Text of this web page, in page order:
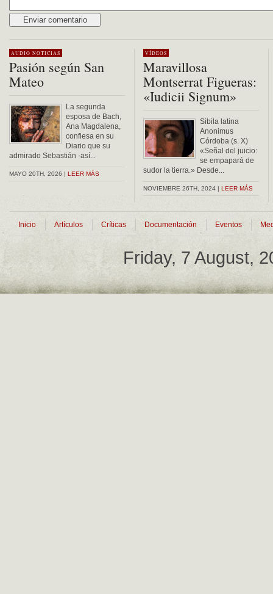
AUDIO NOTICIAS
Pasión según San
Mateo
La segunda
esposa de Bach,
Ana Magdalena,
confiesa en su
Diario que su
admirado Sebastián -así...
MAYO 20TH, 2026 | LEER MÁS
VÍDEOS
Maravillosa
Montserrat Figueras:
«Iudicii Signum»
Sibila latina
Anonimus
Córdoba (s. X)
«Señal del juicio:
se empapará de
sudor la tierra.» Desde...
NOVIEMBRE 26TH, 2024 | LEER MÁS
Inicio Artículos Críticas Documentación Eventos
Friday, 7 August,